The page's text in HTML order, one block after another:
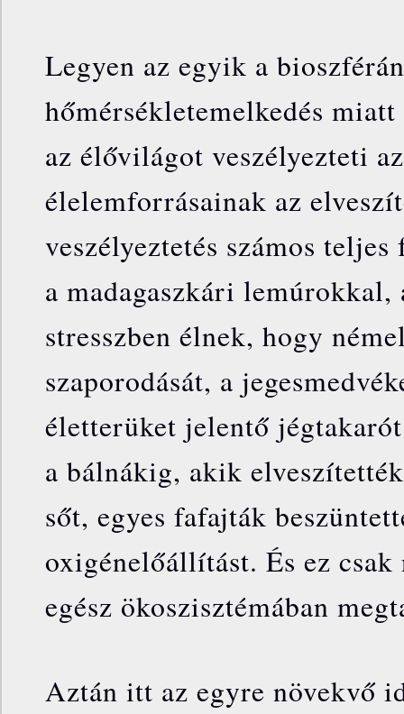
Legyen az egyik a
hőmérsékletemelkedés
az élővilágot veszélyezteti
élelemforrásainak az
veszélyeztetés számos
a madagaszkári
stresszben élnek, hogy
szaporodását, a
életterüket jelentő
a bálnákig, akik
sőt, egyes fafajták
oxigénelőállítást. És ez csak
egész ökoszisztémában
Aztán itt az egyre növekvő